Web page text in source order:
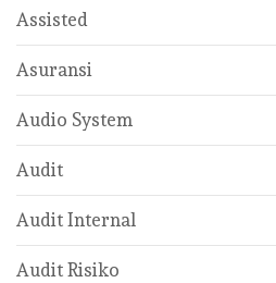
Assisted
Asuransi
Audio System
Audit
Audit Internal
Audit Risiko